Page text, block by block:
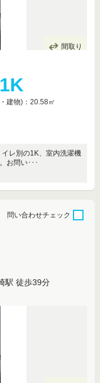
間取り
1K
建物)：20.58㎡
レ別の1K、室内洗濯機
お問い･･･
駅 徒歩39分
問い合わせチェック